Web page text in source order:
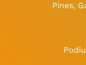
Pines,